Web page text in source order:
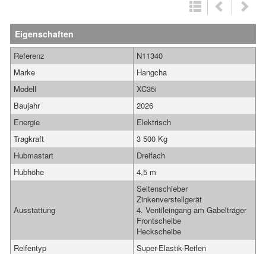
Eigenschaften
Referenz
N11340
Marke
Hangcha
Modell
XC35i
Baujahr
2026
Energie
Elektrisch
Tragkraft
3 500 Kg
Hubmastart
Dreifach
Hubhöhe
4,5 m
Ausstattung
Seitenschieber
Zinkenverstellgerät
4. Ventileingang am Gabelträger
Frontscheibe
Heckscheibe
Reifentyp
Super-Elastik-Reifen